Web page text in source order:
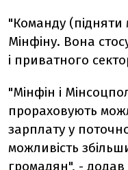
"Команду (підняти
Мінфіну. Вона
і приватного
"Мінфін і
прораховують
зарплату у
можливість
громадян", - додав